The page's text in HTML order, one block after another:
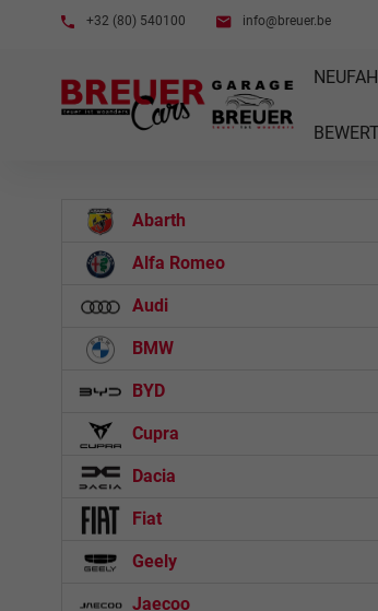
+32 (80) 540100 info@breuer.be
Abarth
Alfa Romeo
Audi
BMW
BYD
Cupra
Dacia
Fiat
Geely
Jaecoo